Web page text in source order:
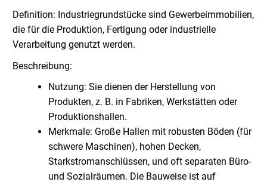
Definition: Industriegrundstücke sind Gewerbeimmobilien,
die für die Produktion, Fertigung oder industrielle
Verarbeitung genutzt werden.
Beschreibung:
Nutzung: Sie dienen der Herstellung von
Produkten, z. B. in Fabriken, Werkstätten oder
Produktionshallen.
Merkmale: Große Hallen mit robusten Böden (für
schwere Maschinen), hohen Decken,
Starkstromanschlüssen, und oft separaten Büro-
und Sozialräumen. Die Bauweise ist auf